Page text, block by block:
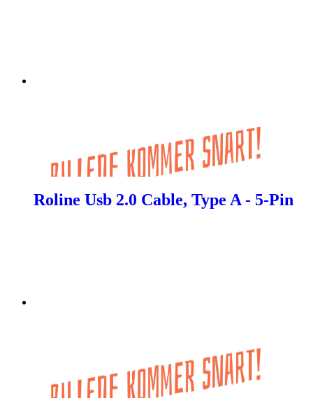
Roline Usb 2.0 Cable, Type A - 5-Pin